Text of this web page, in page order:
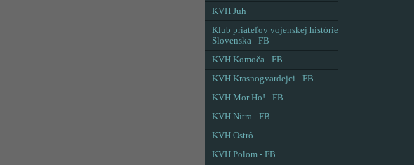
KVH Juh
Klub priateľov vojenskej histórie
Slovenska - FB
KVH Komoča - FB
KVH Krasnogvardejci - FB
KVH Mor Ho! - FB
KVH Nitra - FB
KVH Ostrô
KVH Polom - FB